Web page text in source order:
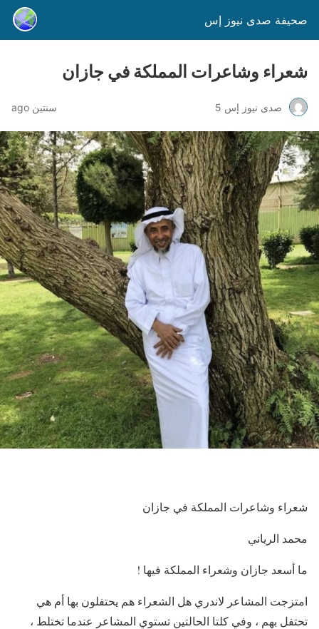
صحيفة صدى نيوز إس
شعراء وشاعرات المملكة في جازان
صدى نيوز إس 5 سنتين ago
شعراء وشاعرات المملكة في جازان
محمد الرياني
ما أسعد جازان وشعراء المملكة فيها !
امتزجت المشاعر لاندري هل الشعراء هم يحتفلون بها أم هي
تحتفل بهم ، وفي كلتا الحالتين تستوي المشاعر عندما تختلط ،